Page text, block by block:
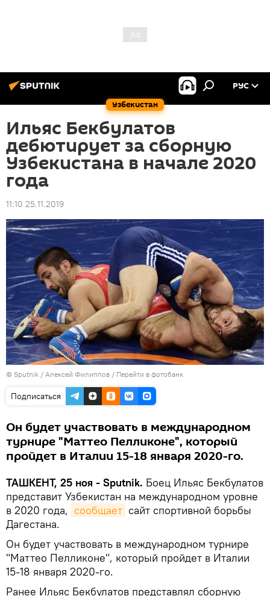
Узбекистан
РУС
Ильяс Бекбулатов
дебютирует за сборную
Узбекистана в начале 2020
года
11:10 25.11.2019
© Sputnik / Алексей Филиппов / Перейти в фотобанк
Подписаться
Он будет участвовать в международном
турнире "Маттео Пелликоне", который
пройдет в Италии 15-18 января 2020-го.
ТАШКЕНТ, 25 ноя - Sputnik. Боец Ильяс Бекбулатов
представит Узбекистан на международном уровне
в 2020 года, сообщает сайт спортивной борьбы
Дагестана.
Он будет участвовать в международном турнире
"Маттео Пелликоне", который пройдет в Италии
15-18 января 2020-го.
Ранее Ильяс Бекбулатов представлял сборную